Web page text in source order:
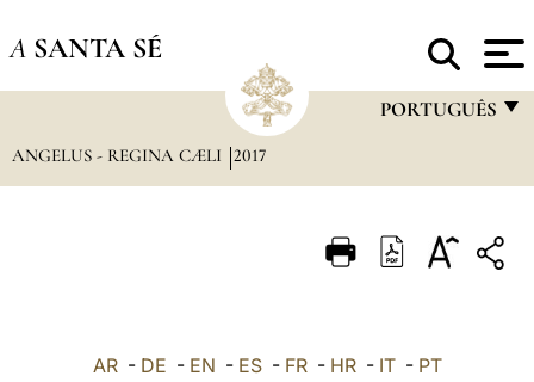
A SANTA SÉ
PORTUGUÊS
ITALIANO
ANGELUS - REGINA CÆLI 2017
AR- DE - EN - ES- FR- HR- IT- PT